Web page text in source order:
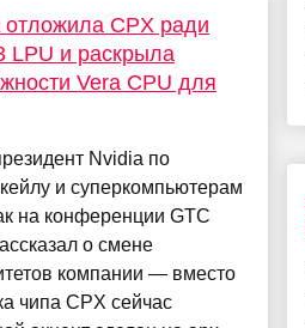
отложила CPX ради
LPU и раскрыла
Vera CPU для
Nvidia по
и суперкомпьютерам
на конференции GTC
о смене
компании — вместо
чипа CPX сейчас